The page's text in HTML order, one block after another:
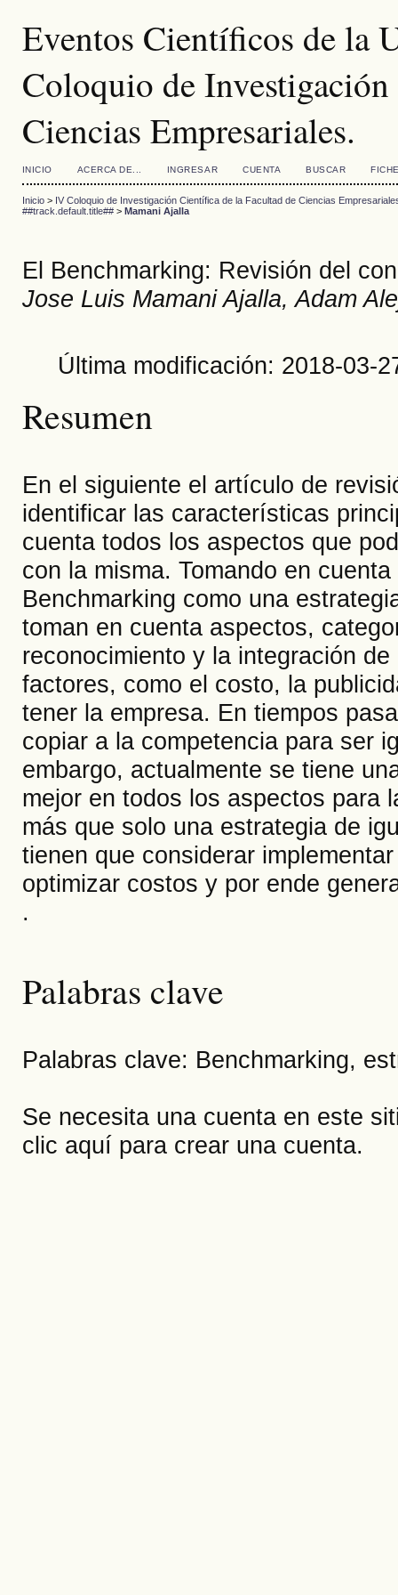
Eventos Científicos de la
Coloquio de
Ciencias Empresariales.
INICIO ACERCA DE... INGRESAR CUENTA BUSCAR
Inicio> IV Coloquio de Investigación Científica de la Facultad de Ciencias
##track.default.title##> Mamani Ajalla
El Benchmarking: Revisión del
Jose Luis Mamani Ajalla, Adam
Última modificación: 2018-03-
Resumen
En el siguiente el artículo de
identificar las características
cuenta todos los aspectos que
con la misma. Tomando en
Benchmarking como una
toman en cuenta aspectos,
reconocimiento y la integración
factores, como el costo, la
tener la empresa. En tiempos
copiar a la competencia para ser
embargo, actualmente se tiene
mejor en todos los aspectos para
más que solo una estrategia de
tienen que considerar
optimizar costos y por ende
.
Palabras clave
Palabras clave: Benchmarking,
Se necesita una cuenta en este
clic aquí para crear una cuenta.